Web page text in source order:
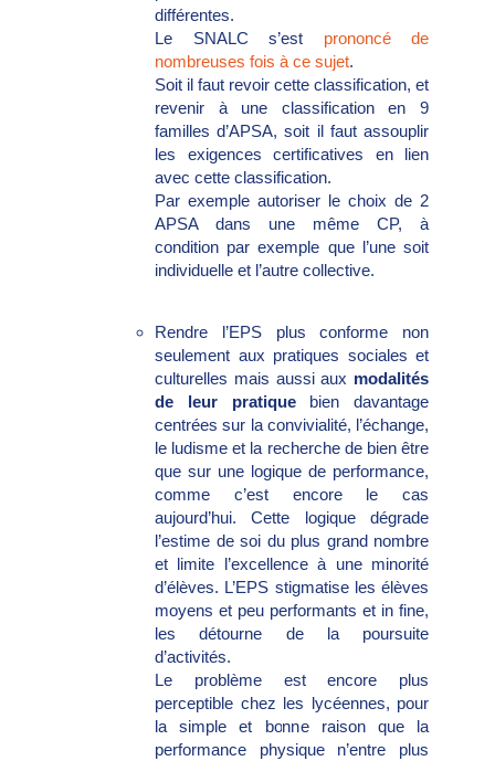
différentes.
Le SNALC s’est prononcé de
nombreuses fois à ce sujet.
Soit il faut revoir cette classification, et
revenir à une classification en 9
familles d’APSA, soit il faut assouplir
les exigences certificatives en lien
avec cette classification.
Par exemple autoriser le choix de 2
APSA dans une même CP, à
condition par exemple que l’une soit
individuelle et l’autre collective.
Rendre l’EPS plus conforme non
seulement aux pratiques sociales et
culturelles mais aussi aux modalités
de leur pratique bien davantage
centrées sur la convivialité, l’échange,
le ludisme et la recherche de bien être
que sur une logique de performance,
comme c’est encore le cas
aujourd’hui. Cette logique dégrade
l’estime de soi du plus grand nombre
et limite l’excellence à une minorité
d’élèves. L’EPS stigmatise les élèves
moyens et peu performants et in fine,
les détourne de la poursuite
d’activités.
Le problème est encore plus
perceptible chez les lycéennes, pour
la simple et bonne raison que la
performance physique n’entre plus